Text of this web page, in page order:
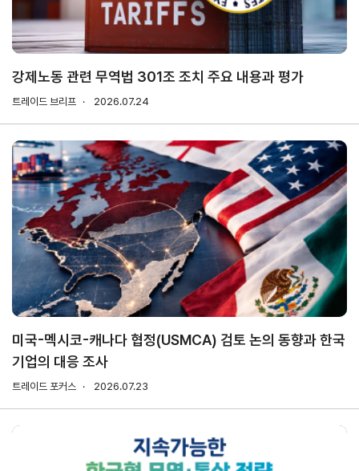
국제무
역통상
연구원
소개
소부장산업
공급망센터
통상뉴스
수입규제
무역통
계
국내통계
해외통계
IMF
세계통계
관세/
비관세
FAQ
지원·사업
KITA
발급
수출역
trade
입점
강제노동 관련 무역법 301조 조치 주요 내용과 평가
트레이드 브리프 2026.07.24
미국-멕시코-캐나다 협정(USMCA) 검토 논의 동향과 한국
기업의 대응 조사
트레이드 포커스 2026.07.23